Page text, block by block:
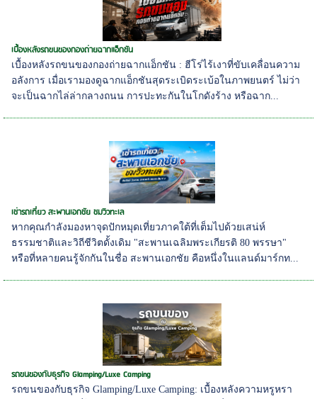
เบื้องหลังรถขนของกองถ่ายฉากแอ็กชัน
เบื้องหลังรถขนของกองถ่ายฉากแอ็กชัน : ฮีโร่ไร้เงาที่ขับเคลื่อนความ
อลังการ เมื่อเรามองดูฉากแอ็กชันสุดระเบิดระเบ้อในภาพยนตร์ ไม่ว่า
จะเป็นฉากไล่ล่ากลางถนน การปะทะกันในโกดังร้าง หรือฉาก...
เช่ารถเที่ยว สะพานเอกชัย ชมวิวทะเล
หากคุณกำลังมองหาจุดปักหมุดเที่ยวภาคใต้ที่เต็มไปด้วยเสน่ห์
ธรรมชาติและวิถีชีวิตดั้งเดิม "สะพานเฉลิมพระเกียรติ 80 พรรษา"
หรือที่หลายคนรู้จักกันในชื่อ สะพานเอกชัย คือหนึ่งในแลนด์มาร์กท...
รถขนของกับธุรกิจ Glamping/Luxe Camping
รถขนของกับธุรกิจ Glamping/Luxe Camping: เบื้องหลังความหรูหรา